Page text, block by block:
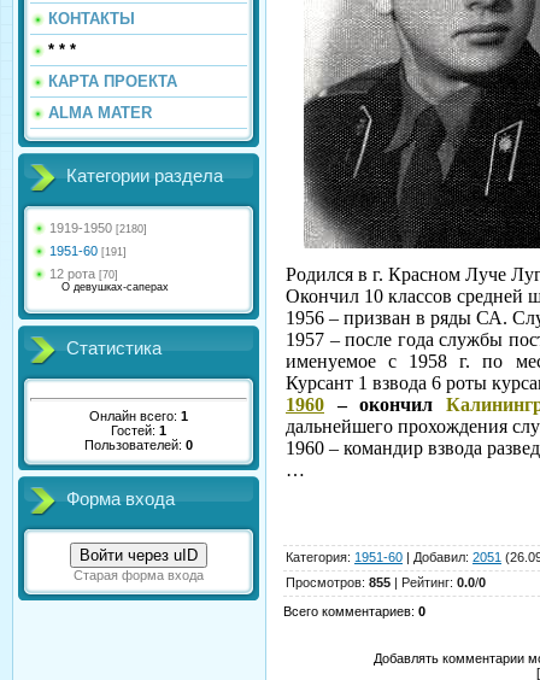
КОНТАКТЫ
* * *
КАРТА ПРОЕКТА
ALMA MATER
Категории раздела
1919-1950 [2180]
1951-60 [191]
12 рота [70]
О девушках-саперах
Статистика
Онлайн всего: 1
Гостей: 1
Пользователей: 0
Форма входа
Войти через uID
Старая форма входа
Родился в г. Красном Луче
Окончил 10 классов средней
1956 – призван в ряды СА.
1957 – после года службы
именуемое с 1958 г. по
Курсант 1 взвода 6 роты
1960 – окончил
дальнейшего прохождения
1960 – командир взвода
…
Категория: 1951-60 | Добавил: 2051
Просмотров: 855 | Рейтинг: 0.0/0
Всего комментариев: 0
Добавлять комментарии